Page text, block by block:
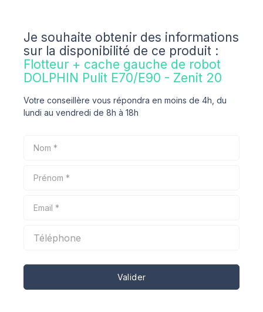
Je souhaite obtenir des informations
sur la disponibilité de ce produit :
Flotteur + cache gauche de robot
DOLPHIN Pulit E70/E90 - Zenit 20
Votre conseillère vous répondra en moins de 4h, du
lundi au vendredi de 8h à 18h